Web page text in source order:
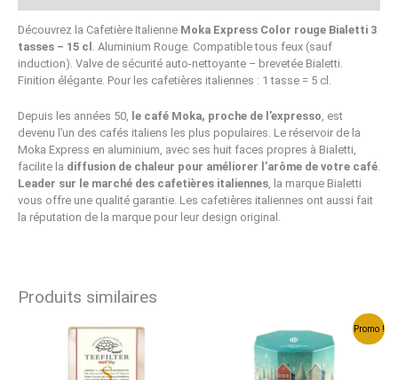
Découvrez la Cafetière Italienne Moka Express Color rouge Bialetti 3
tasses – 15 cl . Aluminium Rouge. Compatible tous feux (sauf
induction). Valve de sécurité auto-nettoyante – brevetée Bialetti.
Finition élégante. Pour les cafetières italiennes : 1 tasse = 5 cl.
Depuis les années 50, le café Moka, proche de l’expresso , est
devenu l’un des cafés italiens les plus populaires. Le réservoir de la
Moka Express en aluminium, avec ses huit faces propres à Bialetti,
facilite la diffusion de chaleur pour améliorer l’arôme de votre café
Leader sur le marché des cafetières italiennes , la marque Bialetti
vous offre une qualité garantie. Les cafetières italiennes ont aussi fait
la réputation de la marque pour leur design original.
Produits similaires
Promo !
prix
initial
était :
39,00 €.
prix
actuel
est :
29,00 €.